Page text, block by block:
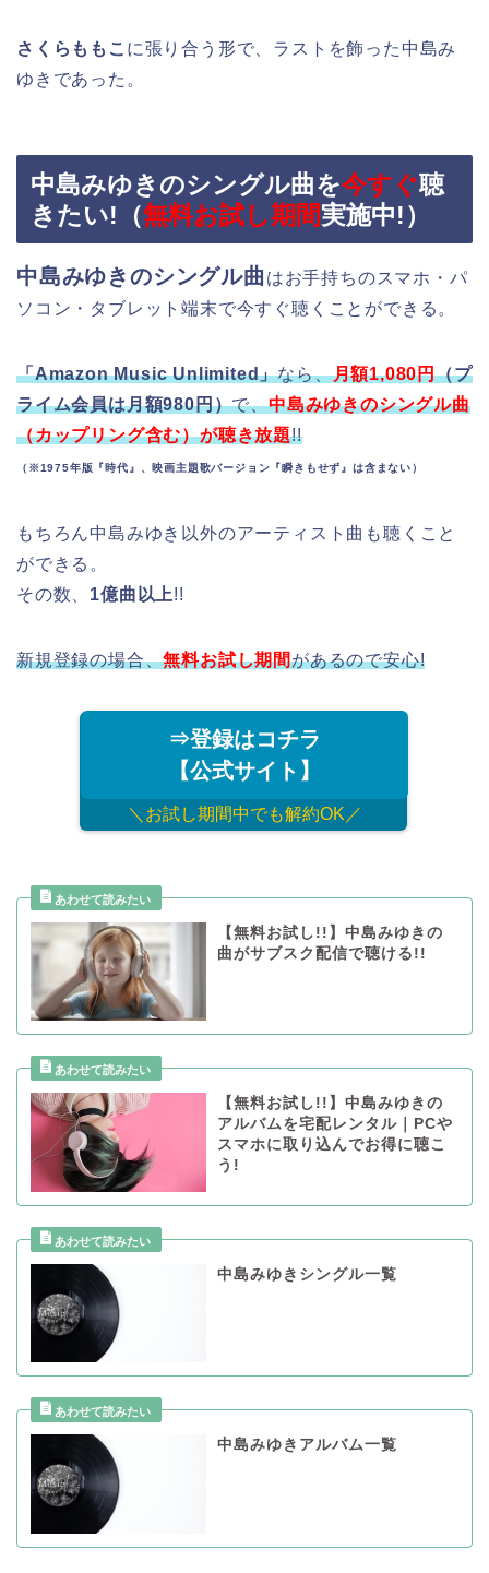
さくらももこ に張り合う形で、ラストを飾った中島み
ゆきであった。
中島みゆきのシングル曲を今すぐ聴
きたい!（無料お試し期間実施中!）
中島みゆきのシングル曲 はお手持ちのスマホ・パ
ソコン・タブレット端末で今すぐ聴くことができる。
「Amazon Music Unlimited」なら、月額1,080円（プ
ライム会員は月額980円）で、中島みゆきのシングル曲
（カップリング含む）が聴き放題!!
（※1975年版『時代』、映画主題歌バージョン『瞬きもせず』は含まない）
もちろん中島みゆき以外のアーティスト曲も聴くこと
ができる。
その数、 1億曲以上!!
新規登録の場合、無料お試し期間があるので安心!
⇒登録はコチラ
【公式サイト】
＼お試し期間中でも解約OK／
【無料お試し!!】中島みゆきの
曲がサブスク配信で聴ける!!
【無料お試し!!】中島みゆきの
アルバムを宅配レンタル｜PCや
スマホに取り込んでお得に聴こ
う!
中島みゆきシングル一覧
中島みゆきアルバム一覧